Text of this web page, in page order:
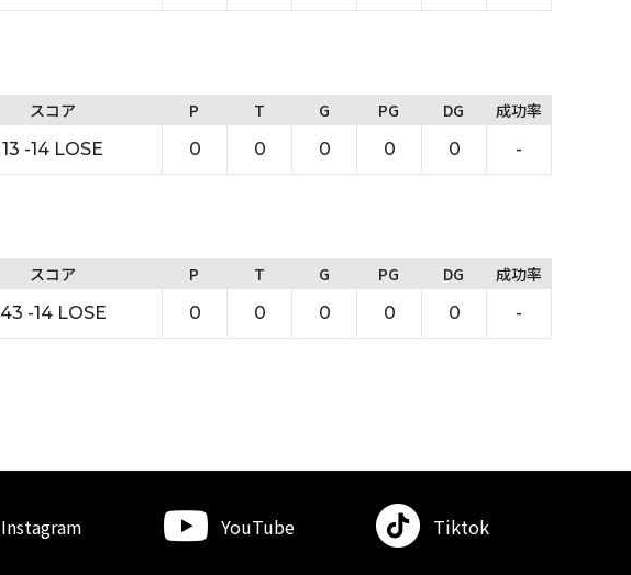
スコア P T G PG DG 成功率
13 -14 LOSE 0 0 0 0 0 -
スコア P T G PG DG 成功率
43 -14 LOSE 0 0 0 0 0 -
Instagram YouTube Tiktok